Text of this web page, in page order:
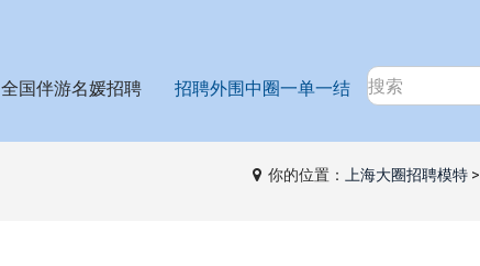
全国伴游名媛招聘 招聘外围中圈一单一结
你的位置： 上海大圈招聘模特 >